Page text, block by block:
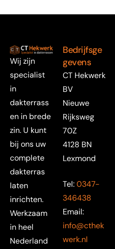
Wij zijn
specialist
in
dakterrass
en in brede
zin. U kunt
bij ons uw
complete
dakterras
laten
inrichten.
Werkzaam
in heel
Nederland
Bedrijfsge
gevens
CT Hekwerk
BV
Nieuwe
Rijksweg
70Z
4128 BN
Lexmond
Tel:0347-
346438
Email:
info@cthek
werk.nl